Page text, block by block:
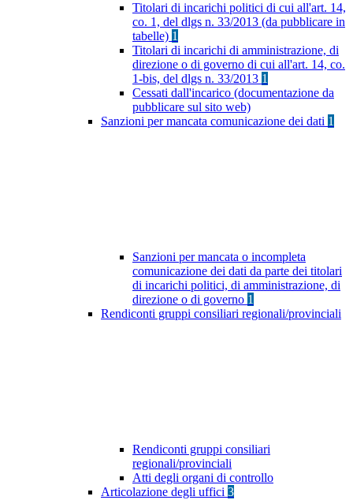
Titolari di incarichi politici di cui all'art. 14,
co. 1, del dlgs n. 33/2013 (da pubblicare in
tabelle) 1
Titolari di incarichi di amministrazione, di
direzione o di governo di cui all'art. 14, co.
1-bis, del dlgs n. 33/2013 1
Cessati dall'incarico (documentazione da
pubblicare sul sito web)
Sanzioni per mancata comunicazione dei dati 1
Sanzioni per mancata o incompleta
comunicazione dei dati da parte dei titolari
di incarichi politici, di amministrazione, di
direzione o di governo 1
Rendiconti gruppi consiliari regionali/provinciali
Rendiconti gruppi consiliari
regionali/provinciali
Atti degli organi di controllo
Articolazione degli uffici 3